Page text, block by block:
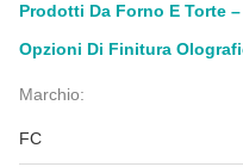
Prodotti Da Forno E Torte
Opzioni Di Finitura
Marchio:
FC